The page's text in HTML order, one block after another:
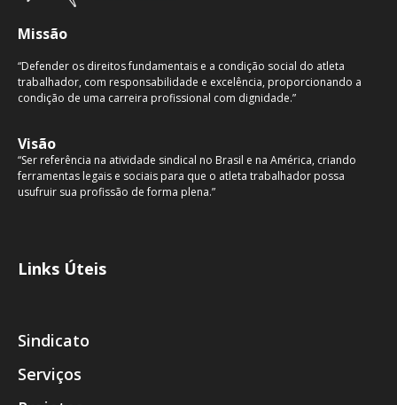
Missão
“Defender os direitos fundamentais e a condição social do atleta
trabalhador, com responsabilidade e excelência, proporcionando a
condição de uma carreira profissional com dignidade.”
Visão
“Ser referência na atividade sindical no Brasil e na América, criando
ferramentas legais e sociais para que o atleta trabalhador possa
usufruir sua profissão de forma plena.”
Links Úteis
Sindicato
Serviços